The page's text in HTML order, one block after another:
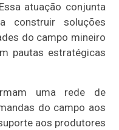
atuação conjunta
construir soluções
do campo mineiro
pautas estratégicas
uma rede de
do campo aos
aos produtores